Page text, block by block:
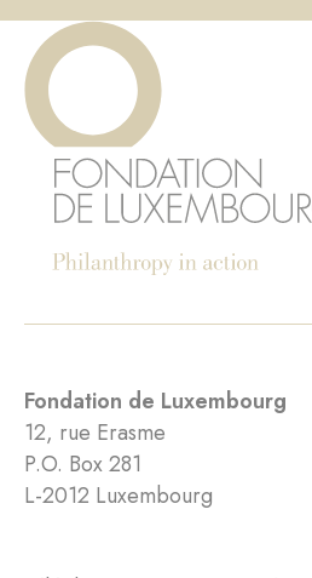
Fondation de Luxembourg
12, rue Erasme
P.O. Box 281
L-2012 Luxembourg